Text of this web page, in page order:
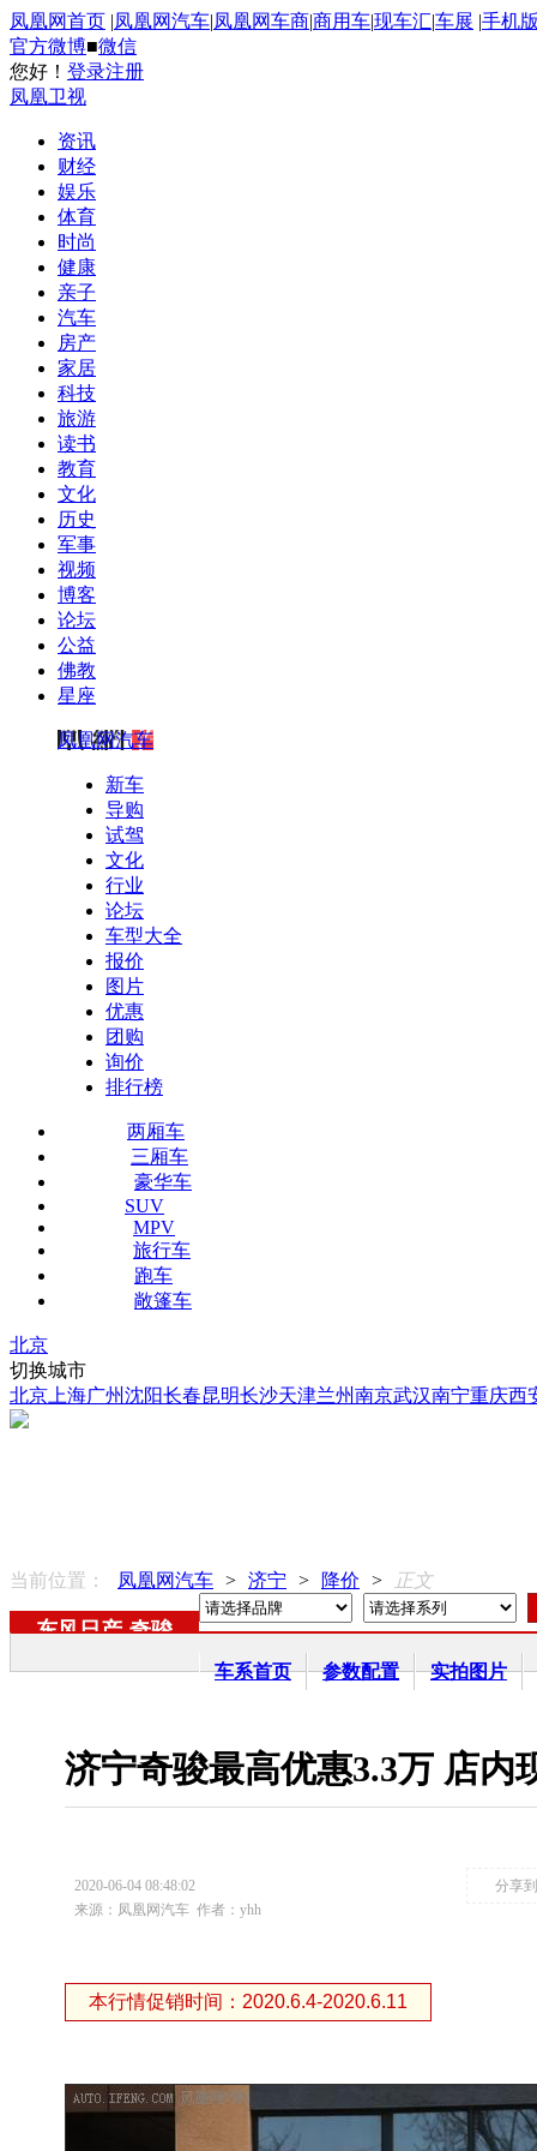
凤凰网首页 |凤凰网汽车|凤凰网车商|商用车|现车汇|车展 |手机版
官方微博■微信
您好！ 登录注册
凤凰卫视
资讯
财经
娱乐
体育
时尚
健康
亲子
汽车
房产
家居
科技
旅游
读书
教育
文化
历史
军事
视频
博客
论坛
公益
佛教
星座
凤凰网汽车
新车
导购
试驾
文化
行业
论坛
车型大全
报价
图片
优惠
团购
询价
排行榜
两厢车
三厢车
豪华车
SUV
MPV
旅行车
跑车
敞篷车
北京
切换城市
北京 上海广州沈阳长春昆明长沙天津兰州南京武汉南宁重庆西
当前位置： 凤凰网汽车 > 济宁 > 降价 > 正文
东风日产-奇骏
车系首页 参数配置 实拍图片
济宁奇骏最高优惠3.3万 店内
2020-06-04 08:48:02
分享到
来源：凤凰网汽车 作者：yhh
本行情促销时间：2020.6.4-2020.6.11